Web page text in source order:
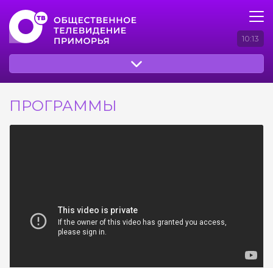
10:13
ПРОГРАММЫ